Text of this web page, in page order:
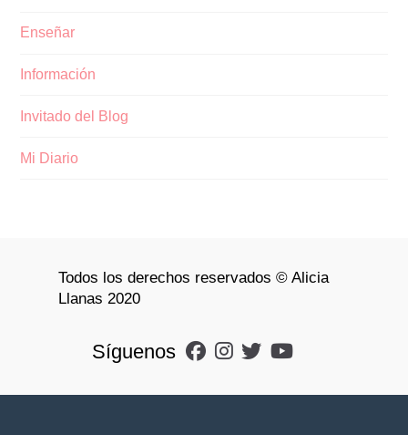
Enseñar
Información
Invitado del Blog
Mi Diario
Todos los derechos reservados © Alicia
Llanas 2020
Síguenos